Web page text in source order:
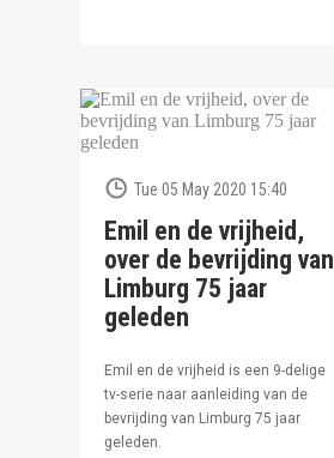
Tue 05 May 2020 15:40
Emil en de vrijheid,
over de bevrijding van
Limburg 75 jaar
geleden
Emil en de vrijheid is een 9-delige
tv-serie naar aanleiding van de
bevrijding van Limburg 75 jaar
geleden.